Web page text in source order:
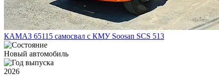
КАМАЗ 65115 самосвал с КМУ Soosan SCS 513
Новый автомобиль
2026